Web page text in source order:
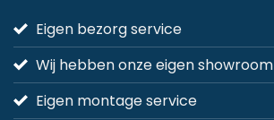
Eigen bezorg service
Wij hebben onze eigen showroom
Eigen montage service